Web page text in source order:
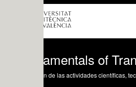
of
de las actividades científicas, tecnológicas y